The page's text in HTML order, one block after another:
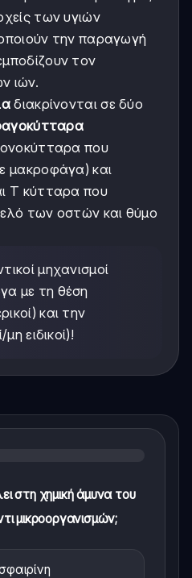
των υγιών
την παραγωγή
τον
ιών.
διακρίνονται σε δύο
που
μακροφάγα) και
T κύτταρα που
των οστών και θύμο
μηχανισμοί
με τη θέση
και την
μη ειδικοί)!
στη χημική άμυνα του
μικροοργανισμών;